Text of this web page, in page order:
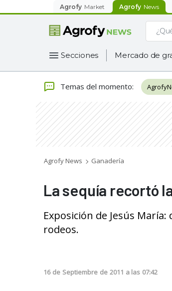
Agrofy Market Agrofy News
Secciones Mercado de
Temas del momento:
Agrofy News Ganadería
La sequía recortó
Exposición de Jesús
rodeos.
16 de Septiembre de 2011 a las 07:42